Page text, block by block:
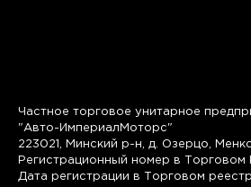
Частное торговое унитарное
"Авто-ИмпериалМоторс"
223021, Минский р-н, д. Озерцо,
Регистрационный номер в Торговом
Дата регистрации в Торговом